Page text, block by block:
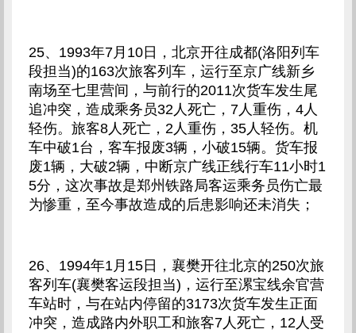
25、1993年7月10日，北京开往成都(洛阳列车
段担当)的163次旅客列车，运行至京广线新乡
南场至七里营间，与前行的2011次货车发生尾
追冲突，造成乘务员32人死亡，7人重伤，4人
轻伤。旅客8人死亡，2人重伤，35人轻伤。机
车中破1台，客车报废3辆，小破15辆。货车报
废1辆，大破2辆，中断京广线正线行车11小时1
5分，这次事故是郑州铁路局客运乘务员伤亡最
为惨重，至今事故造成的后患影响还未消失；
26、1994年1月15日，襄樊开往北京的250次旅
客列车(襄樊客运段担当)，运行至漯宝线余官营
车站时，与在站内停留的3173次货车发生正面
冲突，造成路内外职工和旅客7人死亡，12人受